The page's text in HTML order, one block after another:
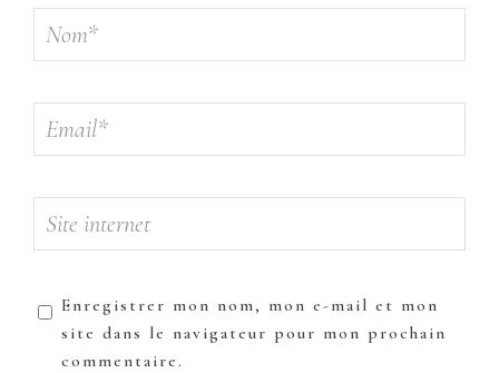
Enregistrer mon nom, mon e-mail et mon
site dans le navigateur pour mon prochain
commentaire.